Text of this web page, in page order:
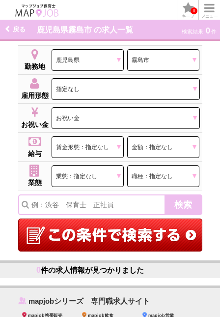
メニュー
キープ
0
鹿児島県霧島市 の求人一覧
戻る 検索結果: 0 件
勤務地
雇用形態
お祝い金
給与
業態
0件の求人情報が見つかりました
‰ mapjobシリーズ 専門職求人サイト
mapjob携帯販売 mapjob飲食 mapjob営業